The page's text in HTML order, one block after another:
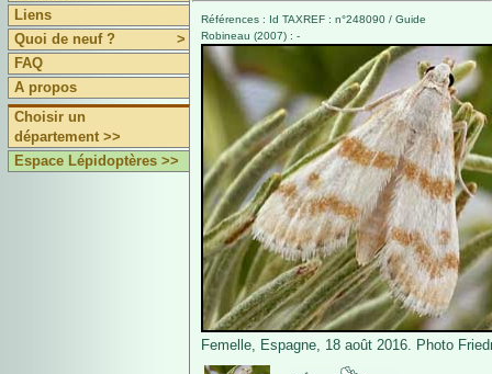
Liens
Quoi de neuf ?
>
FAQ
A propos
Choisir un
département >>
Espace Lépidoptères >>
Références : Id TAXREF : n°248090 / Guide
Robineau (2007) : -
Femelle, Espagne, 18 août 2016. Photo